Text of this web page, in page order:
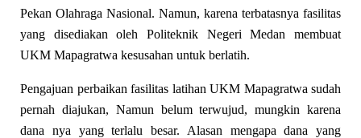
Pekan Olahraga Nasional. Namun, karena terbatasnya fasilitas
yang disediakan oleh Politeknik Negeri Medan membuat
UKM Mapagratwa kesusahan untuk berlatih.
Pengajuan perbaikan fasilitas latihan UKM Mapagratwa sudah
pernah diajukan, Namun belum terwujud, mungkin karena
dana nya yang terlalu besar. Alasan mengapa dana yang